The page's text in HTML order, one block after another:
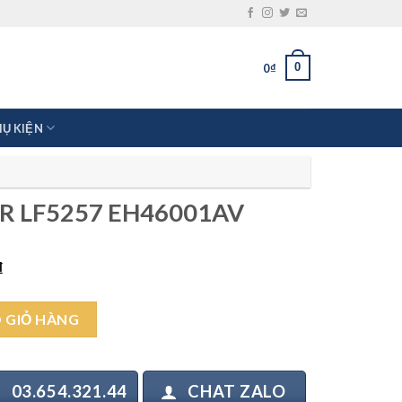
0₫ 0
KIỆN
LF5257 EH46001AV
tại
là:
4.800.000₫.
số lượng
GIỎ HÀNG
03.654.321.44 CHAT ZALO